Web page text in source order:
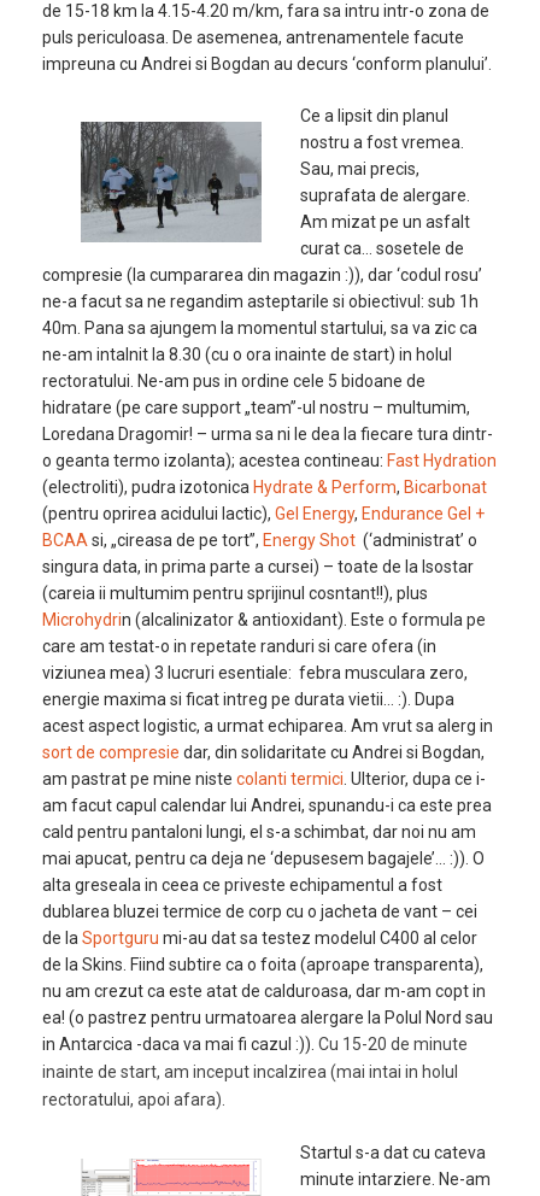
de 15-18 km la 4.15-4.20 m/km, fara sa intru intr-o zona de
puls periculoasa. De asemenea, antrenamentele facute
impreuna cu Andrei si Bogdan au decurs ‘conform planului’.
Ce a lipsit din planul
nostru a fost vremea.
Sau, mai precis,
suprafata de alergare.
Am mizat pe un asfalt
curat ca… sosetele de
compresie (la cumpararea din magazin :)), dar ‘codul rosu’
ne-a facut sa ne regandim asteptarile si obiectivul: sub 1h
40m. Pana sa ajungem la momentul startului, sa va zic ca
ne-am intalnit la 8.30 (cu o ora inainte de start) in holul
rectoratului. Ne-am pus in ordine cele 5 bidoane de
hidratare (pe care support „team”-ul nostru – multumim,
Loredana Dragomir! – urma sa ni le dea la fiecare tura dintr-
o geanta termo izolanta); acestea contineau: Fast Hydration
(electroliti), pudra izotonica Hydrate & Perform, Bicarbonat
(pentru oprirea acidului lactic), Gel Energy, Endurance Gel +
BCAA si, „cireasa de pe tort”, Energy Shot (‘administrat’ o
singura data, in prima parte a cursei) – toate de la Isostar
(careia ii multumim pentru sprijinul cosntant!!), plus
Microhydrin (alcalinizator & antioxidant). Este o formula pe
care am testat-o in repetate randuri si care ofera (in
viziunea mea) 3 lucruri esentiale: febra musculara zero,
energie maxima si ficat intreg pe durata vietii… :). Dupa
acest aspect logistic, a urmat echiparea. Am vrut sa alerg in
sort de compresie dar, din solidaritate cu Andrei si Bogdan,
am pastrat pe mine niste colanti termici . Ulterior, dupa ce i-
am facut capul calendar lui Andrei, spunandu-i ca este prea
cald pentru pantaloni lungi, el s-a schimbat, dar noi nu am
mai apucat, pentru ca deja ne ‘depusesem bagajele’… :)). O
alta greseala in ceea ce priveste echipamentul a fost
dublarea bluzei termice de corp cu o jacheta de vant – cei
de la Sportguru mi-au dat sa testez modelul C400 al celor
de la Skins. Fiind subtire ca o foita (aproape transparenta),
nu am crezut ca este atat de calduroasa, dar m-am copt in
ea! (o pastrez pentru urmatoarea alergare la Polul Nord sau
in Antarcica -daca va mai fi cazul :)). Cu 15-20 de minute
inainte de start, am inceput incalzirea (mai intai in holul
rectoratului, apoi afara).
Startul s-a dat cu cateva
minute intarziere. Ne-am